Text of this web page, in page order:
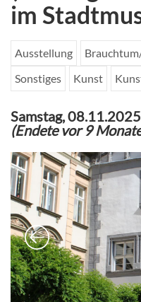
im
Ausstellung
Sonstiges
Kunst
Samstag,
(Endete vor 9